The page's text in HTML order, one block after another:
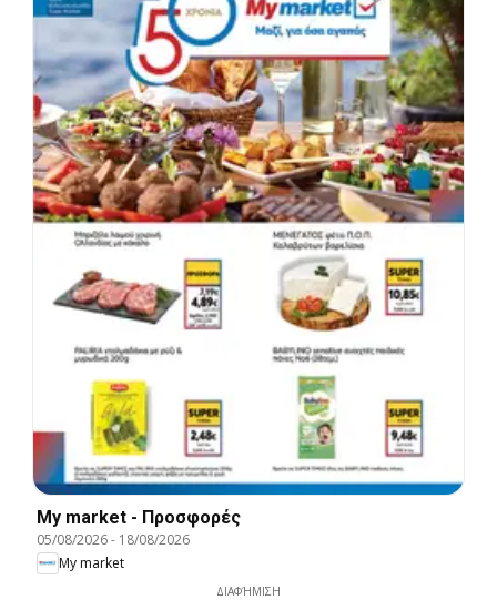
My market - Προσφορές
05/08/2026- 18/08/2026
My market
ΔΙΑΦΉΜΙΣΗ